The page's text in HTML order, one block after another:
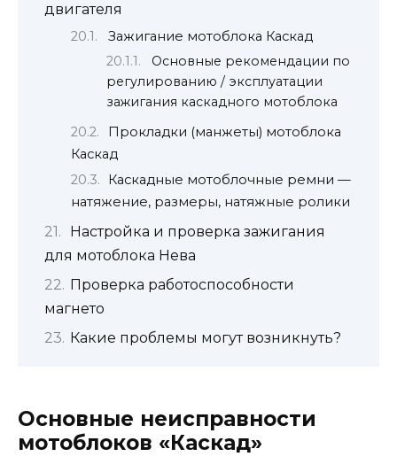
двигателя
Зажигание мотоблока Каскад
Основные рекомендации по
регулированию / эксплуатации
зажигания каскадного мотоблока
Прокладки (манжеты) мотоблока
Каскад
Каскадные мотоблочные ремни —
натяжение, размеры, натяжные ролики
Настройка и проверка зажигания
для мотоблока Нева
Проверка работоспособности
магнето
Какие проблемы могут возникнуть?
Основные неисправности
мотоблоков «Каскад»